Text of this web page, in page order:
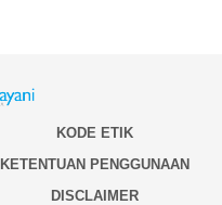
KODE ETIK
KETENTUAN PENGGUNAAN
DISCLAIMER